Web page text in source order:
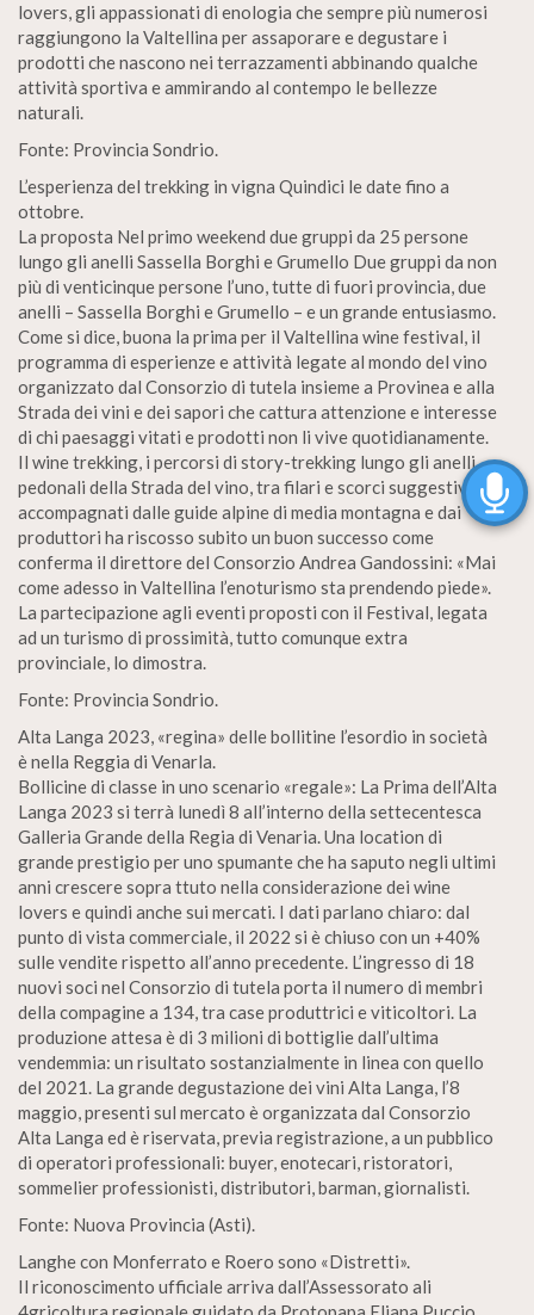
lovers, gli appassionati di enologia che sempre più numerosi
raggiungono la Valtellina per assaporare e degustare i
prodotti che nascono nei terrazzamenti abbinando qualche
attività sportiva e ammirando al contempo le bellezze
naturali.
Fonte: Provincia Sondrio.
L’esperienza del trekking in vigna Quindici le date fino a
ottobre.
La proposta Nel primo weekend due gruppi da 25 persone
lungo gli anelli Sassella Borghi e Grumello Due gruppi da non
più di venticinque persone l’uno, tutte di fuori provincia, due
anelli – Sassella Borghi e Grumello – e un grande entusiasmo.
Come si dice, buona la prima per il Valtellina wine festival, il
programma di esperienze e attività legate al mondo del vino
organizzato dal Consorzio di tutela insieme a Provinea e alla
Strada dei vini e dei sapori che cattura attenzione e interesse
di chi paesaggi vitati e prodotti non li vive quotidianamente.
Il wine trekking, i percorsi di story-trekking lungo gli anelli
pedonali della Strada del vino, tra filari e scorci suggestivi,
accompagnati dalle guide alpine di media montagna e dai
produttori ha riscosso subito un buon successo come
conferma il direttore del Consorzio Andrea Gandossini: «Mai
come adesso in Valtellina l’enoturismo sta prendendo piede».
La partecipazione agli eventi proposti con il Festival, legata
ad un turismo di prossimità, tutto comunque extra
provinciale, lo dimostra.
Fonte: Provincia Sondrio.
Alta Langa 2023, «regina» delle bollitine l’esordio in società
è nella Reggia di Venarla.
Bollicine di classe in uno scenario «regale»: La Prima dell’Alta
Langa 2023 si terrà lunedì 8 all’interno della settecentesca
Galleria Grande della Regia di Venaria. Una location di
grande prestigio per uno spumante che ha saputo negli ultimi
anni crescere sopra ttuto nella considerazione dei wine
lovers e quindi anche sui mercati. I dati parlano chiaro: dal
punto di vista commerciale, il 2022 si è chiuso con un +40%
sulle vendite rispetto all’anno precedente. L’ingresso di 18
nuovi soci nel Consorzio di tutela porta il numero di membri
della compagine a 134, tra case produttrici e viticoltori. La
produzione attesa è di 3 milioni di bottiglie dall’ultima
vendemmia: un risultato sostanzialmente in linea con quello
del 2021. La grande degustazione dei vini Alta Langa, l’8
maggio, presenti sul mercato è organizzata dal Consorzio
Alta Langa ed è riservata, previa registrazione, a un pubblico
di operatori professionali: buyer, enotecari, ristoratori,
sommelier professionisti, distributori, barman, giornalisti.
Fonte: Nuova Provincia (Asti).
Langhe con Monferrato e Roero sono «Distretti».
Il riconoscimento ufficiale arriva dall’Assessorato ali